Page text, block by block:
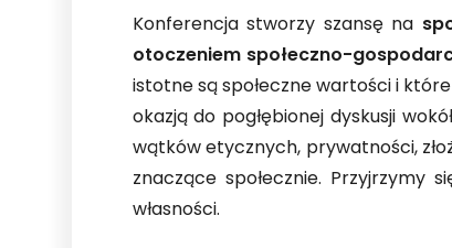
Konferencja stworzy szansę na
otoczeniem społeczno-
istotne są społeczne wartości i
okazją do pogłębionej dyskusji
wątków etycznych, prywatności,
znaczące społecznie.
własności.